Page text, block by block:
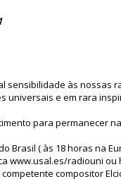
sensibilidade às nossas
universais e em rara
para permanecer
Brasil ( às 18 horas na
www.usal.es/radiouni
compositor